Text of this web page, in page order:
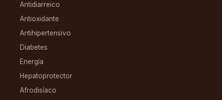
Antidiarreico
Antioxidante
Antihipertensivo
Diabetes
Energía
Hepatoprotector
Afrodisíaco